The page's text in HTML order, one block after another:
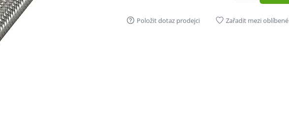
Položit dotaz prodejci Zařadit mezi oblíbené